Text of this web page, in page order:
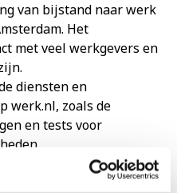
van bijstand naar werk
Het
met veel werkgevers en
diensten en
werk.nl, zoals de
en tests voor
van gemeentelijke
werktrajecten